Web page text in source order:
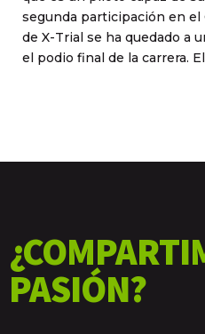
segunda participación en
de X-Trial se ha quedado a
el podio final de la carrera.
PASIÓN?